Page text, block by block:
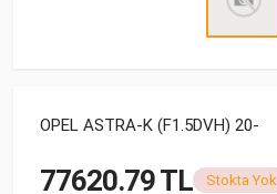
OPEL ASTRA-K (F1.5DVH) 20-
77620.79 TL Stokta Yok